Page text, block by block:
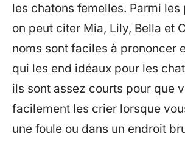
les chatons femelles. Parmi les
on peut citer Mia, Lily, Bella et
noms sont faciles à prononcer
qui les end idéaux pour les
ils sont assez courts pour que
facilement les crier lorsque
une foule ou dans un endroit